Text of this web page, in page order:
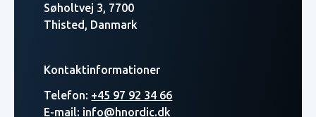
Søholtvej 3, 7700
Thisted, Danmark
Kontaktinformationer
Telefon: +45 97 92 34 66
E-mail: info@hnordic.dk